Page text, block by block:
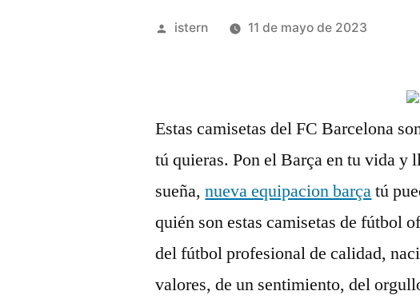
Publicado
istern 11 de mayo de 2023
Estas camisetas del FC Barcelona
tú quieras. Pon el Barça en tu vida y
sueña,nueva equipacion barçatú
quién son estas camisetas de fútbol
del fútbol profesional de calidad,
valores, de un sentimiento, del